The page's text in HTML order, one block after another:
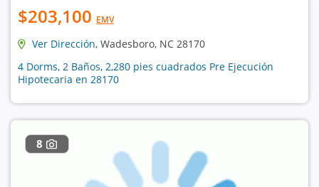
$203,100 EMV
Ver Dirección, Wadesboro, NC 28170
4 Dorms, 2 Baños, 2,280 pies cuadrados Pre Ejecución
Hipotecaria en 28170
8